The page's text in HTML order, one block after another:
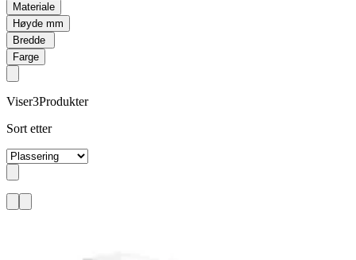
Materiale
Høyde mm
Bredde
Farge
Viser3Produkter
Sort etter